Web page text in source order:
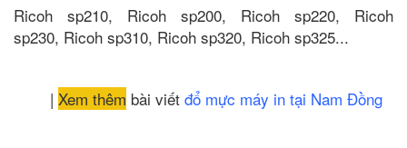
Ricoh sp210, Ricoh sp200, Ricoh sp220, Ricoh
sp230, Ricoh sp310, Ricoh sp320, Ricoh sp325...
| Xem thêm bài viết đổ mực máy in tại Nam Đồng